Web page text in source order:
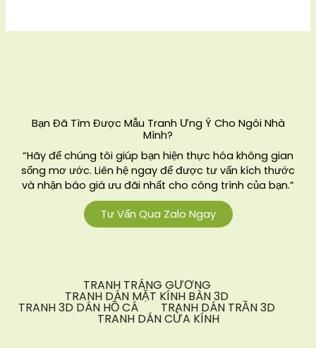
Bạn Đã Tìm Được Mẫu Tranh Ưng Ý Cho Ngôi Nhà
Mình?
“Hãy để chúng tôi giúp bạn hiện thực hóa không gian
sống mơ ước. Liên hệ ngay để được tư vấn kích thước
và nhận báo giá ưu đãi nhất cho công trình của bạn.”
Tư Vấn Qua Zalo Ngay
TRANH TRÁNG GƯƠNG
TRANH DÁN MẶT KÍNH BÀN 3D
TRANH 3D DÁN HỒ CÁ TRANH DÁN TRẦN 3D
TRANH DÁN CỬA KÍNH